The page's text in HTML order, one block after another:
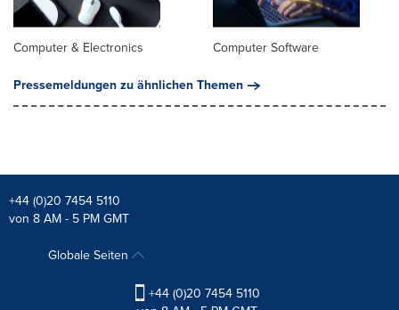
Computer & Electronics
Computer Software
Pressemeldungen zu ähnlichen Themen
+44 (0)20 7454 5110
von 8 AM - 5 PM GMT
Globale Seiten
+44 (0)20 7454 5110